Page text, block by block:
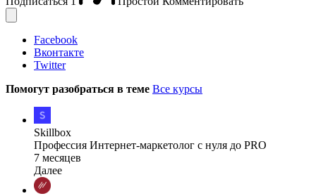
Facebook
Вконтакте
Twitter
Помогут разобраться в теме Все курсы
Skillbox
Профессия Интернет-маркетолог с нуля до PRO
7 месяцев
Далее